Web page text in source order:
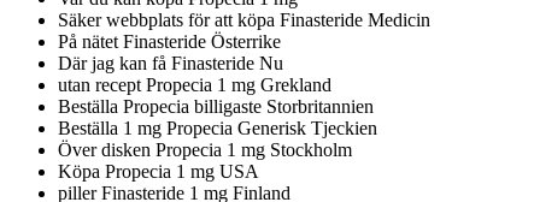
Säker webbplats för att köpa Finasteride Medicin
På nätet Finasteride Österrike
Där jag kan få Finasteride Nu
utan recept Propecia 1 mg Grekland
Beställa Propecia billigaste Storbritannien
Beställa 1 mg Propecia Generisk Tjeckien
Över disken Propecia 1 mg Stockholm
Köpa Propecia 1 mg USA
piller Finasteride 1 mg Finland